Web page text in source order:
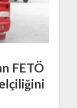
FETÖ